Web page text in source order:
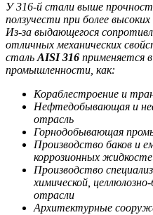
У 316-й стали выше
ползучести при более
Из-за выдающегося
отличных механических
сталь AISI 316 применяется
промышленности, как:
Кораблестроение и
Нефтедобывающая и
отрасль
Горнодобывающая
Производство баков и
коррозионных
Производство
химической,
отрасли
Архитектурные